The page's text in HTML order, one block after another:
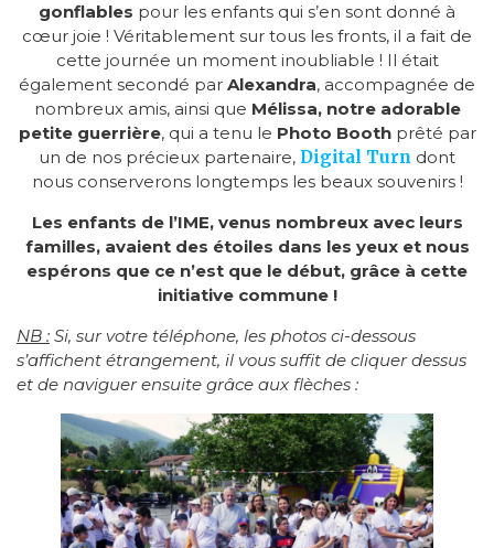
gonflables pour les enfants qui s’en sont donné à
cœur joie ! Véritablement sur tous les fronts, il a fait de
cette journée un moment inoubliable ! Il était
également secondé par Alexandra, accompagnée de
nombreux amis, ainsi que Mélissa, notre adorable
petite guerrière, qui a tenu le Photo Boothprêté par
un de nos précieux partenaire, Digital Turn dont
nous conserverons longtemps les beaux souvenirs !
Les enfants de l’IME, venus nombreux avec leurs
familles, avaient des étoiles dans les yeux et nous
espérons que ce n’est que le début, grâce à cette
initiative commune !
NB : Si, sur votre téléphone, les photos ci-dessous
s’affichent étrangement, il vous suffit de cliquer dessus
et de naviguer ensuite grâce aux flèches :